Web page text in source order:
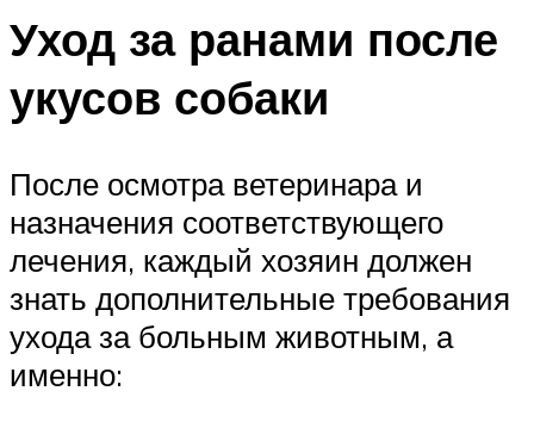
Уход за ранами после
укусов собаки
После осмотра ветеринара и
назначения соответствующего
лечения, каждый хозяин должен
знать дополнительные требования
ухода за больным животным, а
именно: